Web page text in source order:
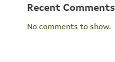
Recent Comments
No comments to show.